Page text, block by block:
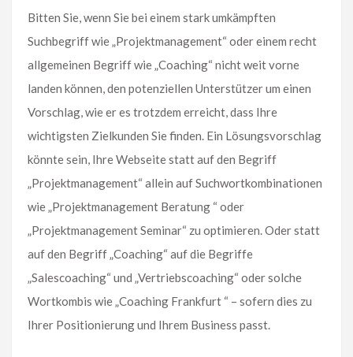
Bitten Sie, wenn Sie bei einem stark umkämpften
Suchbegriff wie „Projektmanagement“ oder einem recht
allgemeinen Begriff wie „Coaching“ nicht weit vorne
landen können, den potenziellen Unterstützer um einen
Vorschlag, wie er es trotzdem erreicht, dass Ihre
wichtigsten Zielkunden Sie finden. Ein Lösungsvorschlag
könnte sein, Ihre Webseite statt auf den Begriff
„Projektmanagement“ allein auf Suchwortkombinationen
wie „Projektmanagement Beratung “ oder
„Projektmanagement Seminar“ zu optimieren. Oder statt
auf den Begriff „Coaching“ auf die Begriffe
„Salescoaching“ und „Vertriebscoaching“ oder solche
Wortkombis wie „Coaching Frankfurt “ – sofern dies zu
Ihrer Positionierung und Ihrem Business passt.